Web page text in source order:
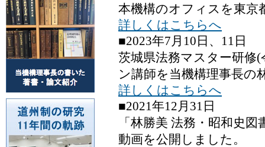
本機構のオフィスを東京
詳しくはこちらへ
■2023年7月10日、11日
茨城県法務マスター研修
ン講師を当機構理事長の
詳しくはこちらへ
■2021年12月31日
「林勝美 法務・昭和史
動画を公開しました。